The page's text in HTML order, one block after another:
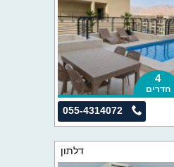
4
חדרים
055-4314072
דלתון